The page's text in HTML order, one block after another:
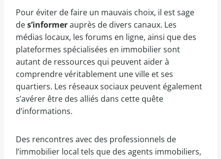
Pour éviter de faire un mauvais choix, il est sage
des’informerauprès de divers canaux. Les
médias locaux, les forums en ligne, ainsi que des
plateformes spécialisées en immobilier sont
autant de ressources qui peuvent aider à
comprendre véritablement une ville et ses
quartiers. Les réseaux sociaux peuvent également
s’avérer être des alliés dans cette quête
d’informations.
Des rencontres avec des professionnels de
l’immobilier local tels que des agents immobiliers,